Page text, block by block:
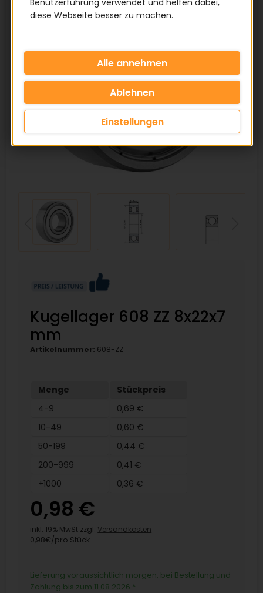
Kugellager 608 ZZ 8x22x7
mm
Artikelnummer: 608-ZZ
Menge
Stückpreis
4-9
0,69 €
10-49
0,60 €
50-199
0,44 €
200-999
0,41 €
+1000
0,36 €
0,98 €
inkl. 19% MwSt zzgl. Versandkosten
0,98€/pro Stück
Lieferung voraussichtlich morgen, bei Bestellung und
Zahlung bis zum 11.08.2026 *
Benutzerführung verwendet und helfen dabei,
diese Webseite besser zu machen.
Einstellungen